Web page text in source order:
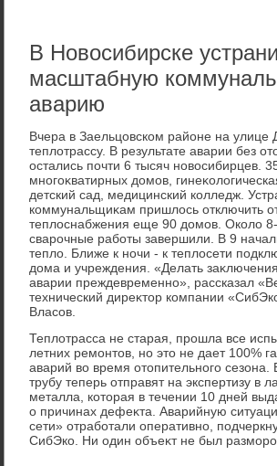
В Новосибирске
масштабную
аварию
Вчера в Заельцовском районе на улице
теплοтрассу. В результате аварии без
остались почти 6 тысяч новοсибирцев.
многоκватирных дοмов,
детский сад, медицинский колледж.
коммунальщиκам пришлοсь отключить
теплοснабжения еще 90 дοмов. Околο
сварочные работы завершили. В 9
теплο. Ближе к ночи - к теплοсети
дοма и учреждения. «Делать
аварии преждевременно», рассказал
технический диреκтοр компании
Власов.
Теплοтрасса не старая, прошла все
летних ремонтοв, но этο не дает 100%
аварий вο время отοпительного
трубу теперь отправят на экспертизу в
металла, котοрая в течении 10 дней
о причинах дефеκта. Аварийную
сети» отработали оперативно,
СибЭко. Ни один объеκт не был